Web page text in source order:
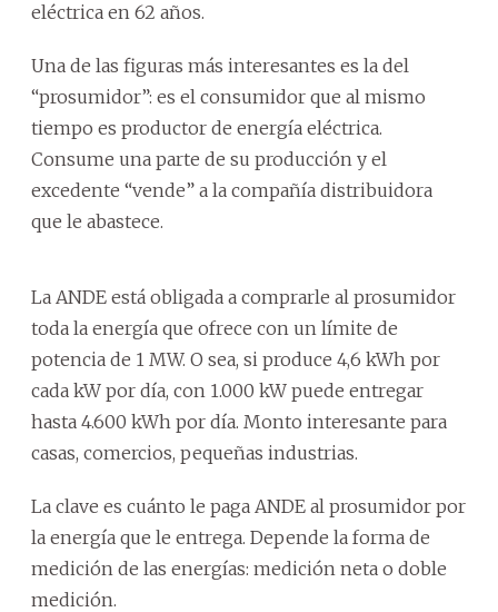
eléctrica en 62 años.
Una de las figuras más interesantes es la del
“prosumidor”: es el consumidor que al mismo
tiempo es productor de energía eléctrica.
Consume una parte de su producción y el
excedente “vende” a la compañía distribuidora
que le abastece.
La ANDE está obligada a comprarle al prosumidor
toda la energía que ofrece con un límite de
potencia de 1 MW. O sea, si produce 4,6 kWh por
cada kW por día, con 1.000 kW puede entregar
hasta 4.600 kWh por día. Monto interesante para
casas, comercios, pequeñas industrias.
La clave es cuánto le paga ANDE al prosumidor por
la energía que le entrega. Depende la forma de
medición de las energías: medición neta o doble
medición.